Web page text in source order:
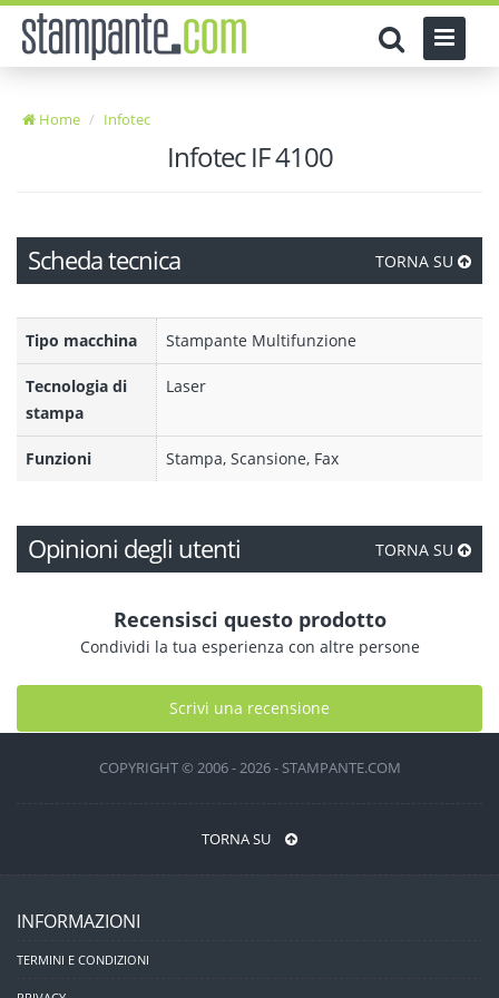
Home Infotec
Infotec IF 4100
Scheda tecnica TORNA SU
Tipo macchina Stampante Multifunzione
Tecnologia di
stampa
Laser
Funzioni Stampa, Scansione, Fax
Opinioni degli utenti TORNA SU
Recensisci questo prodotto
Condividi la tua esperienza con altre persone
Scrivi una recensione
COPYRIGHT © 2006 - 2026 - STAMPANTE.COM
TORNA SU
INFORMAZIONI
TERMINI E CONDIZIONI